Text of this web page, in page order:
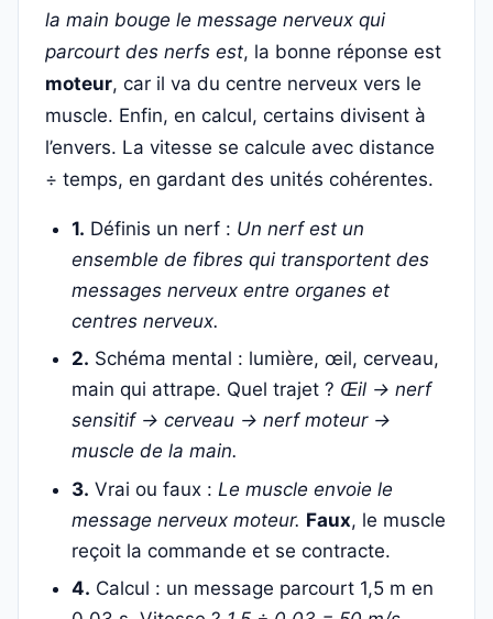
la main bouge le message nerveux qui
parcourt des nerfs est, la bonne réponse est
moteur, car il va du centre nerveux vers le
muscle. Enfin, en calcul, certains divisent à
l’envers. La vitesse se calcule avec distance
÷ temps, en gardant des unités cohérentes.
1. Définis un nerf : Un nerf est un
ensemble de fibres qui transportent des
messages nerveux entre organes et
centres nerveux.
2. Schéma mental : lumière, œil, cerveau,
main qui attrape. Quel trajet ? Œil → nerf
sensitif → cerveau → nerf moteur →
muscle de la main.
3. Vrai ou faux : Le muscle envoie le
message nerveux moteur. Faux, le muscle
reçoit la commande et se contracte.
4. Calcul : un message parcourt 1,5 m en